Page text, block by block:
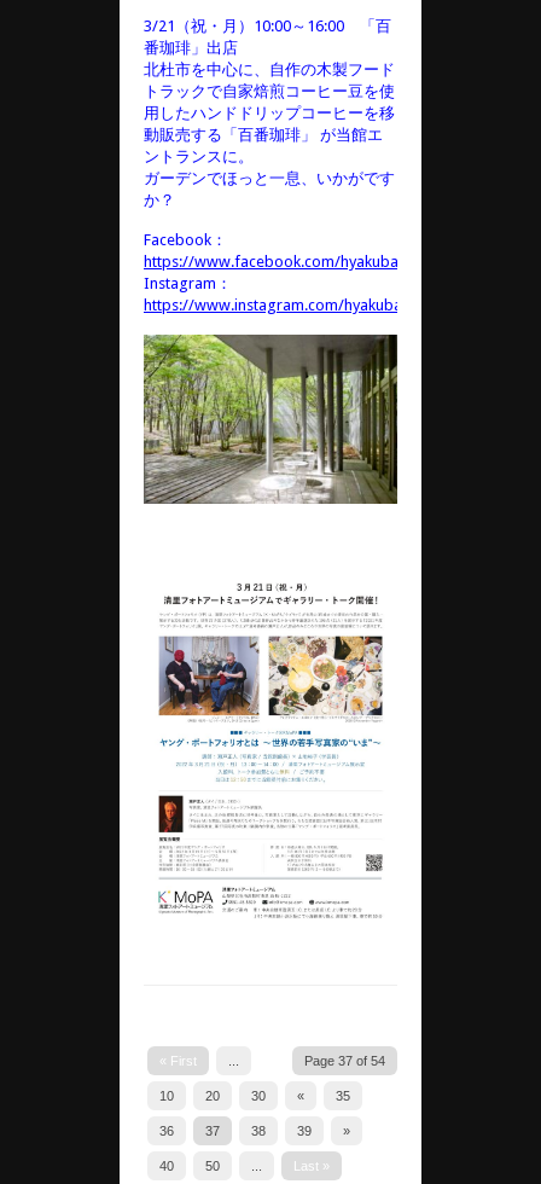
3/21（祝・月）10:00～16:00 「百
番珈琲」出店
北杜市を中心に、自作の木製フード
トラックで自家焙煎コーヒー豆を使
用したハンドドリップコーヒーを移
動販売する「百番珈琲」 が当館エ
ントランスに。
ガーデンでほっと一息、いかがです
か？
Facebook：
https://www.facebook.com/hyakubancoffee/
Instagram：
https://www.instagram.com/hyakubancoffee/
Page 37 of 54
« First
10 20 30 « 35
36 37 38 39 »
40 50 Last »